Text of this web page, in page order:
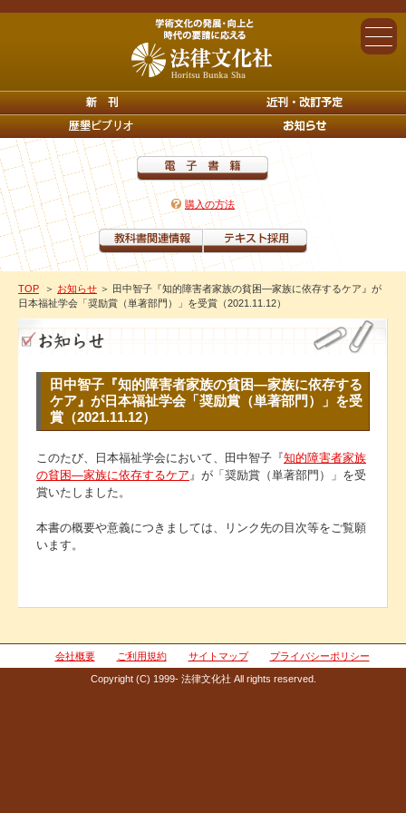
購入の方法
TOP ＞ お知らせ ＞ 田中智子『知的障害者家族の貧困―家族に依存するケア』が
日本福祉学会「奨励賞（単著部門）」を受賞（2021.11.12）
田中智子『知的障害者家族の貧困―家族に依存する
ケア』が日本福祉学会「奨励賞（単著部門）」を受
賞（2021.11.12）
このたび、日本福祉学会において、田中智子『知的障害者家族
の貧困―家族に依存するケア』が「奨励賞（単著部門）」を受
賞いたしました。
本書の概要や意義につきましては、リンク先の目次等をご覧願
います。
会社概要 ご利用規約 サイトマップ プライバシーポリシー
Copyright (C) 1999- 法律文化社 All rights reserved.